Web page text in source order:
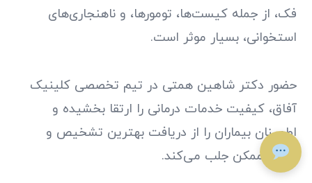
فک، از جمله کیست‌ها، تومورها، و ناهنجاری‌های
استخوانی، بسیار موثر است.
حضور دکتر شاهین همتی در تیم تخصصی کلینیک
آفاق، کیفیت خدمات درمانی را ارتقا بخشیده و
اطمینان بیماران را از دریافت بهترین تشخیص و
درمان ممکن جلب می‌کند.